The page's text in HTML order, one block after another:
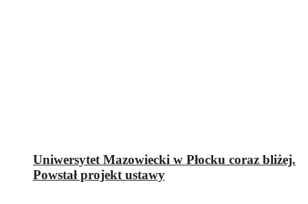
Uniwersytet Mazowiecki w Płocku coraz bliżej.
Powstał projekt ustawy